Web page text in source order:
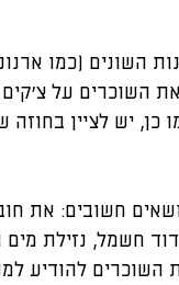
השונים (כמו
השוכרים על
כן, יש לציין
חשובים: את
חשמל, נזילת מים
להודיע